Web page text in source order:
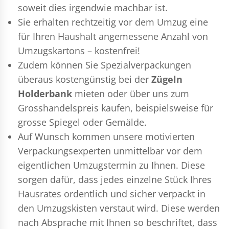
soweit dies irgendwie machbar ist.
Sie erhalten rechtzeitig vor dem Umzug eine
für Ihren Haushalt angemessene Anzahl von
Umzugskartons – kostenfrei!
Zudem können Sie Spezialverpackungen
überaus kostengünstig bei der Zügeln
Holderbank mieten oder über uns zum
Grosshandelspreis kaufen, beispielsweise für
grosse Spiegel oder Gemälde.
Auf Wunsch kommen unsere motivierten
Verpackungsexperten unmittelbar vor dem
eigentlichen Umzugstermin zu Ihnen. Diese
sorgen dafür, dass jedes einzelne Stück Ihres
Hausrates ordentlich und sicher verpackt in
den Umzugskisten verstaut wird. Diese werden
nach Absprache mit Ihnen so beschriftet, dass